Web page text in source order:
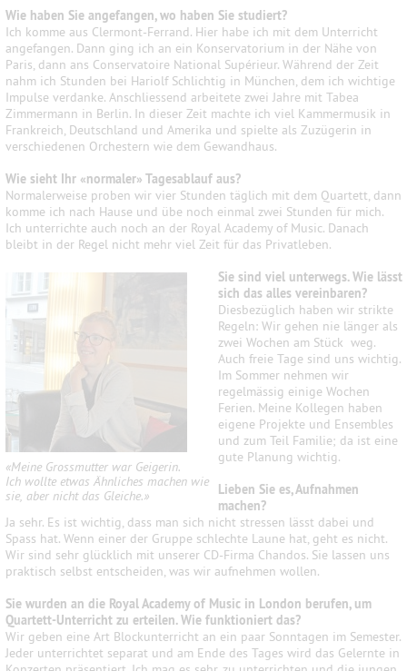
Wie haben Sie angefangen, wo haben Sie studiert?
Ich komme aus Clermont-Ferrand. Hier habe ich mit dem Unterricht
angefangen. Dann ging ich an ein Konservatorium in der Nähe von
Paris, dann ans Conservatoire National Supérieur. Während der Zeit
nahm ich Stunden bei Hariolf Schlichtig in München, dem ich wichtige
Impulse verdanke. Anschliessend arbeitete zwei Jahre mit Tabea
Zimmermann in Berlin. In dieser Zeit machte ich viel Kammermusik in
Frankreich, Deutschland und Amerika und spielte als Zuzügerin in
verschiedenen Orchestern wie dem Gewandhaus.
Wie sieht Ihr «normaler» Tagesablauf aus?
Normalerweise proben wir vier Stunden täglich mit dem Quartett, dann
komme ich nach Hause und übe noch einmal zwei Stunden für mich.
Ich unterrichte auch noch an der Royal Academy of Music. Danach
bleibt in der Regel nicht mehr viel Zeit für das Privatleben.
«Meine Grossmutter war Geigerin.
Ich wollte etwas Ähnliches machen wie
sie, aber nicht das Gleiche.»
Sie sind viel unterwegs. Wie lässt
sich das alles vereinbaren?
Diesbezüglich haben wir strikte
Regeln: Wir gehen nie länger als
zwei Wochen am Stück weg.
Auch freie Tage sind uns wichtig.
Im Sommer nehmen wir
regelmässig einige Wochen
Ferien. Meine Kollegen haben
eigene Projekte und Ensembles
und zum Teil Familie; da ist eine
gute Planung wichtig.
Lieben Sie es, Aufnahmen
machen?
Ja sehr. Es ist wichtig, dass man sich nicht stressen lässt dabei und
Spass hat. Wenn einer der Gruppe schlechte Laune hat, geht es nicht.
Wir sind sehr glücklich mit unserer CD-Firma Chandos. Sie lassen uns
praktisch selbst entscheiden, was wir aufnehmen wollen.
Sie wurden an die Royal Academy of Music in London berufen, um
Quartett-Unterricht zu erteilen. Wie funktioniert das?
Wir geben eine Art Blockunterricht an ein paar Sonntagen im Semester.
Jeder unterrichtet separat und am Ende des Tages wird das Gelernte in